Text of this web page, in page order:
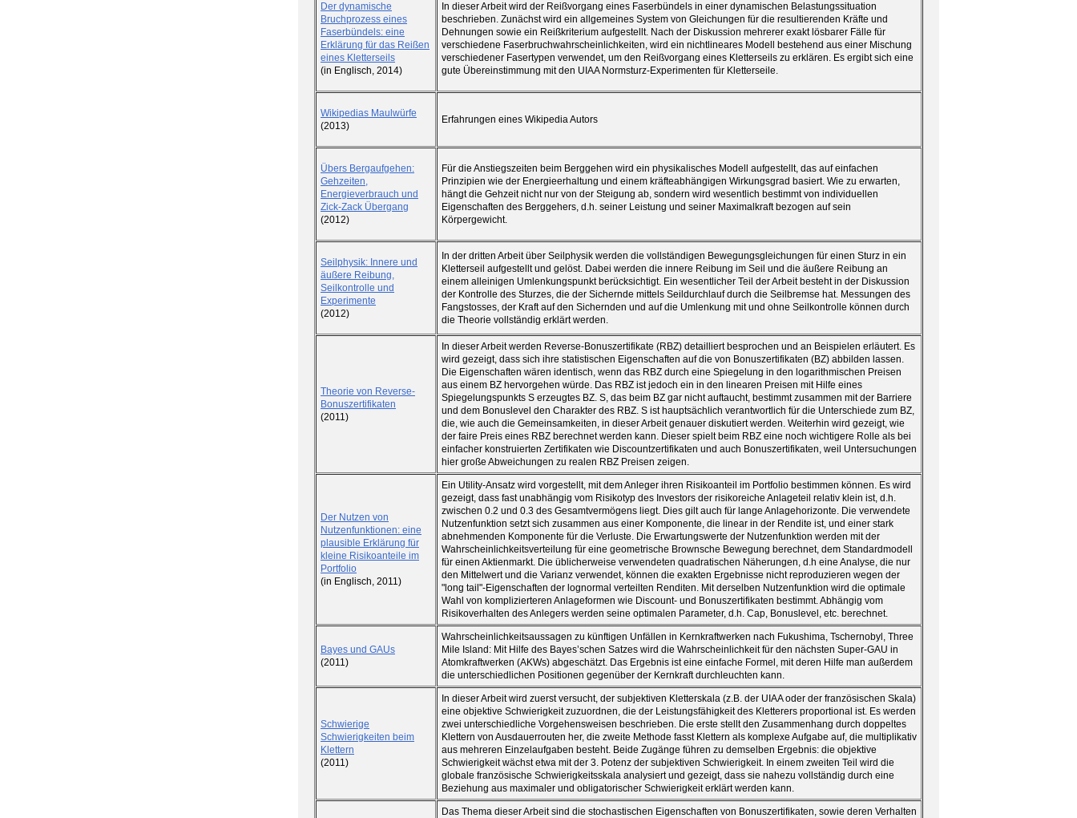
Der dynamische
Bruchprozess eines
Faserbündels: eine
Erklärung für das Reißen
eines Kletterseils
(in Englisch, 2014)
In dieser Arbeit wird der Reißvorgang eines Faserbündels in einer dynamischen Belastungssituation
beschrieben. Zunächst wird ein allgemeines System von Gleichungen für die resultierenden Kräfte und
Dehnungen sowie ein Reißkriterium aufgestellt. Nach der Diskussion mehrerer exakt lösbarer Fälle für
verschiedene Faserbruchwahrscheinlichkeiten, wird ein nichtlineares Modell bestehend aus einer Mischung
verschiedener Fasertypen verwendet, um den Reißvorgang eines Kletterseils zu erklären. Es ergibt sich eine
gute Übereinstimmung mit den UIAA Normsturz-Experimenten für Kletterseile.
Wikipedias Maulwürfe
(2013)
Erfahrungen eines Wikipedia Autors
Übers Bergaufgehen:
Gehzeiten,
Energieverbrauch und
Zick-Zack Übergang
(2012)
Für die Anstiegszeiten beim Berggehen wird ein physikalisches Modell aufgestellt, das auf einfachen
Prinzipien wie der Energieerhaltung und einem kräfteabhängigen Wirkungsgrad basiert. Wie zu erwarten,
hängt die Gehzeit nicht nur von der Steigung ab, sondern wird wesentlich bestimmt von individuellen
Eigenschaften des Berggehers, d.h. seiner Leistung und seiner Maximalkraft bezogen auf sein
Körpergewicht.
Seilphysik: Innere und
äußere Reibung,
Seilkontrolle und
Experimente
(2012)
In der dritten Arbeit über Seilphysik werden die vollständigen Bewegungsgleichungen für einen Sturz in ein
Kletterseil aufgestellt und gelöst. Dabei werden die innere Reibung im Seil und die äußere Reibung an
einem alleinigen Umlenkungspunkt berücksichtigt. Ein wesentlicher Teil der Arbeit besteht in der Diskussion
der Kontrolle des Sturzes, die der Sichernde mittels Seildurchlauf durch die Seilbremse hat. Messungen des
Fangstosses, der Kraft auf den Sichernden und auf die Umlenkung mit und ohne Seilkontrolle können durch
die Theorie vollständig erklärt werden.
Theorie von Reverse-
Bonuszertifikaten
(2011)
In dieser Arbeit werden Reverse-Bonuszertifikate (RBZ) detailliert besprochen und an Beispielen erläutert. Es
wird gezeigt, dass sich ihre statistischen Eigenschaften auf die von Bonuszertifikaten (BZ) abbilden lassen.
Die Eigenschaften wären identisch, wenn das RBZ durch eine Spiegelung in den logarithmischen Preisen
aus einem BZ hervorgehen würde. Das RBZ ist jedoch ein in den linearen Preisen mit Hilfe eines
Spiegelungspunkts S erzeugtes BZ. S, das beim BZ gar nicht auftaucht, bestimmt zusammen mit der Barriere
und dem Bonuslevel den Charakter des RBZ. S ist hauptsächlich verantwortlich für die Unterschiede zum BZ,
die, wie auch die Gemeinsamkeiten, in dieser Arbeit genauer diskutiert werden. Weiterhin wird gezeigt, wie
der faire Preis eines RBZ berechnet werden kann. Dieser spielt beim RBZ eine noch wichtigere Rolle als bei
einfacher konstruierten Zertifikaten wie Discountzertifikaten und auch Bonuszertifikaten, weil Untersuchungen
hier große Abweichungen zu realen RBZ Preisen zeigen.
Der Nutzen von
Nutzenfunktionen: eine
plausible Erklärung für
kleine Risikoanteile im
Portfolio
(in Englisch, 2011)
Ein Utility-Ansatz wird vorgestellt, mit dem Anleger ihren Risikoanteil im Portfolio bestimmen können. Es wird
gezeigt, dass fast unabhängig vom Risikotyp des Investors der risikoreiche Anlageteil relativ klein ist, d.h.
zwischen 0.2 und 0.3 des Gesamtvermögens liegt. Dies gilt auch für lange Anlagehorizonte. Die verwendete
Nutzenfunktion setzt sich zusammen aus einer Komponente, die linear in der Rendite ist, und einer stark
abnehmenden Komponente für die Verluste. Die Erwartungswerte der Nutzenfunktion werden mit der
Wahrscheinlichkeitsverteilung für eine geometrische Brownsche Bewegung berechnet, dem Standardmodell
für einen Aktienmarkt. Die üblicherweise verwendeten quadratischen Näherungen, d.h eine Analyse, die nur
den Mittelwert und die Varianz verwendet, können die exakten Ergebnisse nicht reproduzieren wegen der
"long tail"-Eigenschaften der lognormal verteilten Renditen. Mit derselben Nutzenfunktion wird die optimale
Wahl von komplizierteren Anlageformen wie Discount- und Bonuszertifikaten bestimmt. Abhängig vom
Risikoverhalten des Anlegers werden seine optimalen Parameter, d.h. Cap, Bonuslevel, etc. berechnet.
Bayes und GAUs
(2011)
Wahrscheinlichkeitsaussagen zu künftigen Unfällen in Kernkraftwerken nach Fukushima, Tschernobyl, Three
Mile Island: Mit Hilfe des Bayes’schen Satzes wird die Wahrscheinlichkeit für den nächsten Super-GAU in
Atomkraftwerken (AKWs) abgeschätzt. Das Ergebnis ist eine einfache Formel, mit deren Hilfe man außerdem
die unterschiedlichen Positionen gegenüber der Kernkraft durchleuchten kann.
Schwierige
Schwierigkeiten beim
Klettern
(2011)
In dieser Arbeit wird zuerst versucht, der subjektiven Kletterskala (z.B. der UIAA oder der französischen Skala)
eine objektive Schwierigkeit zuzuordnen, die der Leistungsfähigkeit des Kletterers proportional ist. Es werden
zwei unterschiedliche Vorgehensweisen beschrieben. Die erste stellt den Zusammenhang durch doppeltes
Klettern von Ausdauerrouten her, die zweite Methode fasst Klettern als komplexe Aufgabe auf, die multiplikativ
aus mehreren Einzelaufgaben besteht. Beide Zugänge führen zu demselben Ergebnis: die objektive
Schwierigkeit wächst etwa mit der 3. Potenz der subjektiven Schwierigkeit. In einem zweiten Teil wird die
globale französische Schwierigkeitsskala analysiert und gezeigt, dass sie nahezu vollständig durch eine
Beziehung aus maximaler und obligatorischer Schwierigkeit erklärt werden kann.
Das Thema dieser Arbeit sind die stochastischen Eigenschaften von Bonuszertifikaten, sowie deren Verhalten